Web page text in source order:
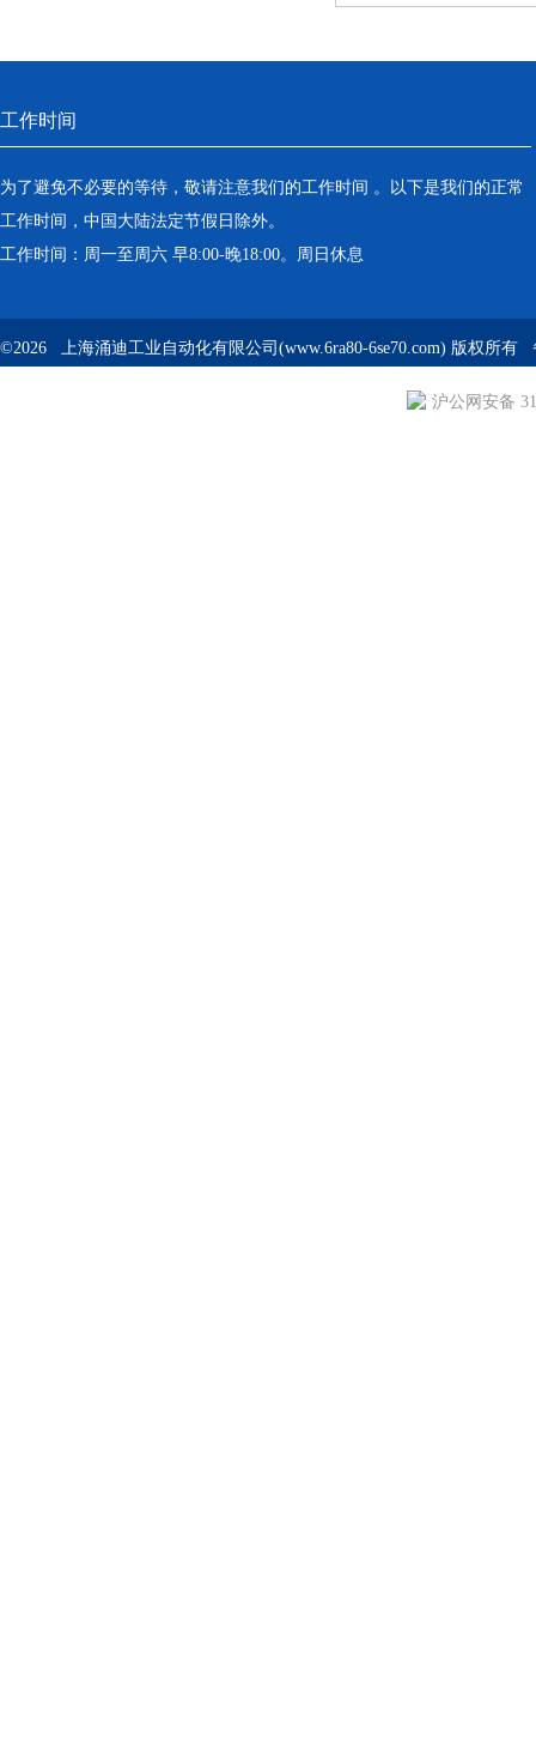
工作时间
为了避免不必要的等待，敬请注意我们的工作时间 。以下是我们的正常
工作时间，中国大陆法定节假日除外。
工作时间：周一至周六 早8:00-晚18:00。周日休息
©2026 上海涌迪工业自动化有限公司(www.6ra80-6se70.com) 版权所有
沪公网安备